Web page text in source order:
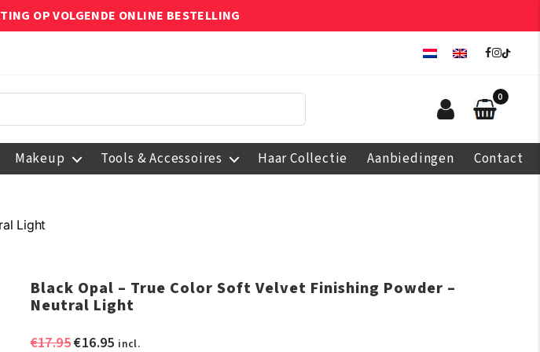
OP VOLGENDE ONLINE BESTELLING
0
Makeup Tools & Accessoires Haar Collectie Aanbiedingen Contact
Light
Black Opal – True Color Soft Velvet Finishing Powder –
Neutral Light
€17.95Oorspronkelijke
€16.95Huidige
incl.